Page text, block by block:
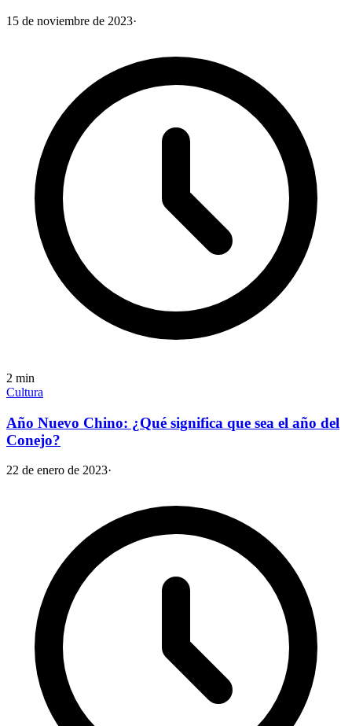
15 de noviembre de 2023·
2 min
Cultura
Año Nuevo Chino: ¿Qué significa que sea el año del
Conejo?
22 de enero de 2023·